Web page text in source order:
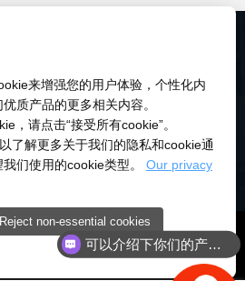
科技有限公司 版权所有 |粤ICP备
3
粤公安备：10000
来增强您的用户体验，个性化内
质产品的更多相关内容。
，请点击“接受所有cookie”。
了解更多关于我们的隐私和cookie通
们使用的cookie类型。 Our privacy
Reject non-essential cookies
可以介绍下你们的产品么